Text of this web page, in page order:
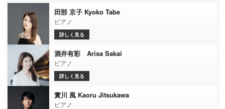
田部 京子 Kyoko Tabe
ピアノ
詳しく見る
酒井有彩 Arisa Sakai
ピアノ
詳しく見る
實川 風 Kaoru Jitsukawa
ピアノ